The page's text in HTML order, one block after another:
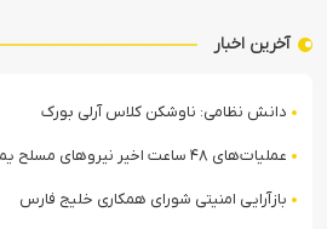
آخرین اخبار
دانش نظامی: ناوشکن کلاس آرلی بورک
عملیات‌های ۴۸ ساعت اخیر نیروهای مسلح یمن علیه ائتلاف سعودی + ویدیو
بازآرایی امنیتی شورای همکاری خلیج فارس